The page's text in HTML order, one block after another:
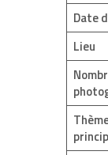
Date
Lieu